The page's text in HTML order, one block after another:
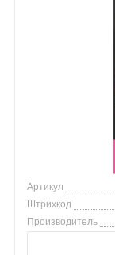
Артикул
Штрихкод
Производитель